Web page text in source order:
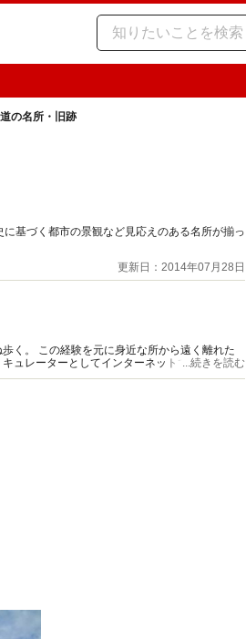
の名所・旧跡
基づく都市の景観など見応えのある名所が揃っ
更新日：2014年07月28日
く。 この経験を元に身近な所から遠く離れた
ュレーターとしてインターネットで紹介。 ガ
管理者
...続きを読む